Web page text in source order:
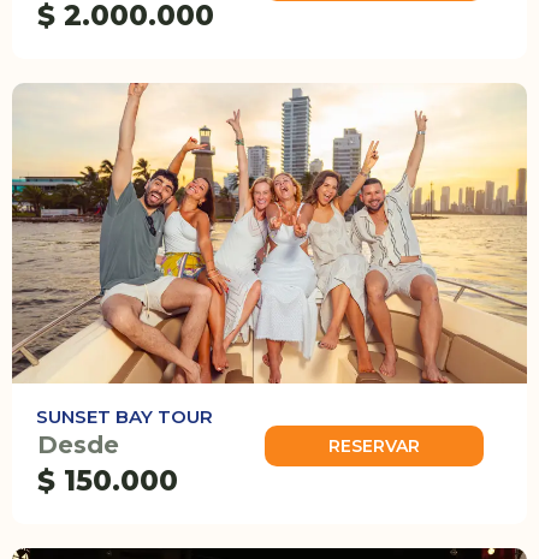
$ 2.000.000
SUNSET BAY TOUR
Desde
$ 150.000
RESERVAR